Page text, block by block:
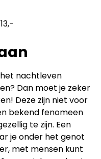
nachtleven
Dan moet je zeker
Deze zijn niet voor
bekend fenomeen
te zijn. Een
je onder het genot
met mensen kunt